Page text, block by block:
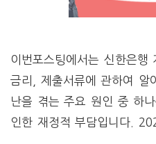
이번포스팅에서는 신한은행
금리, 제출서류에 관하여 알
난을 겪는 주요 원인 중 하
인한 재정적 부담입니다.